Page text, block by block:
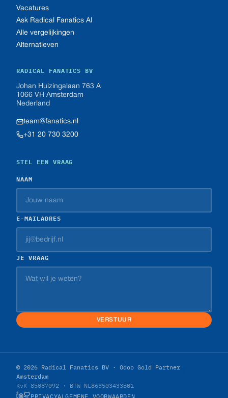
Vacatures
Ask Radical Fanatics AI
Alle vergelijkingen
Alternatieven
RADICAL FANATICS BV
Johan Huizingalaan 763 A
1066 VH Amsterdam
Nederland
team@fanatics.nl
+31 20 730 3200
STEL EEN VRAAG
NAAM
E-MAILADRES
JE VRAAG
VERSTUUR
© 2026 Radical Fanatics BV · Odoo Gold Partner
Amsterdam
KvK 85087092 · BTW NL863503433B01
PRIVACYALGEMENE VOORWAARDEN